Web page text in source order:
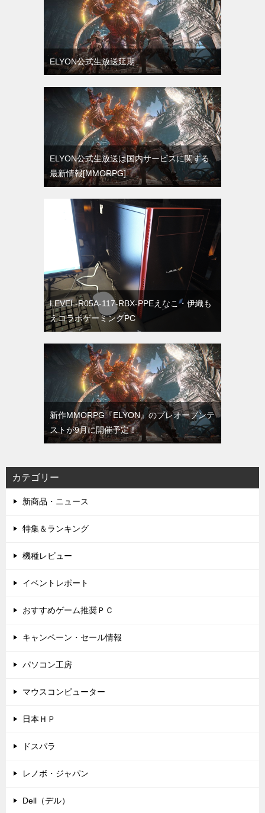
ELYON公式生放送延期
ELYON公式生放送は国内サービスに関する
最新情報[MMORPG]
LEVEL-R05A-117-RBX-PPEえなこ・伊織も
えコラボゲーミングPC
新作MMORPG『ELYON』のプレオープンテ
ストが9月に開催予定！
カテゴリー
新商品・ニュース
特集＆ランキング
機種レビュー
イベントレポート
おすすめゲーム推奨ＰＣ
キャンペーン・セール情報
パソコン工房
マウスコンピューター
日本ＨＰ
ドスパラ
レノボ・ジャパン
Dell（デル）